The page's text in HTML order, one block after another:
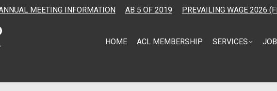
MEETING INFORMATION AB 5 OF 2019 PREVAILING WAGE 2026
HOME ACL MEMBERSHIP SERVICES